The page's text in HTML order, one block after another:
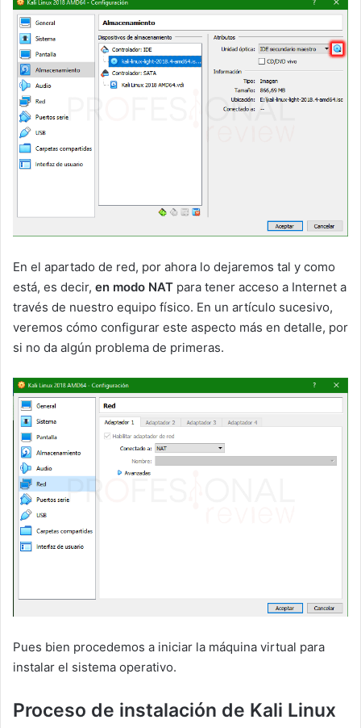
En el apartado de red, por ahora lo dejaremos tal y como
está, es decir, en modo NAT para tener acceso a Internet a
través de nuestro equipo físico. En un artículo sucesivo,
veremos cómo configurar este aspecto más en detalle, por
si no da algún problema de primeras.
Pues bien procedemos a iniciar la máquina virtual para
instalar el sistema operativo.
Proceso de instalación de Kali Linux